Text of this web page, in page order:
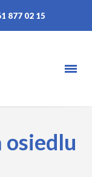
877 02 15
osiedlu